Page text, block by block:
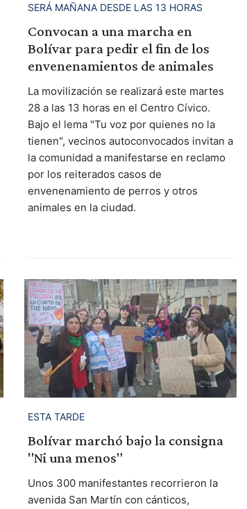
SERÁ MAÑANA DESDE LAS 13 HORAS
Convocan a una marcha en
Bolívar para pedir el fin de los
envenenamientos de animales
La movilización se realizará este martes
28 a las 13 horas en el Centro Cívico.
Bajo el lema "Tu voz por quienes no la
tienen", vecinos autoconvocados invitan a
la comunidad a manifestarse en reclamo
por los reiterados casos de
envenenamiento de perros y otros
animales en la ciudad.
ESTA TARDE
Bolívar marchó bajo la consigna
"Ni una menos"
Unos 300 manifestantes recorrieron la
avenida San Martín con cánticos,